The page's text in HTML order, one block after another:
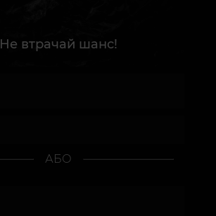
Не втрачай шанс!
АБО